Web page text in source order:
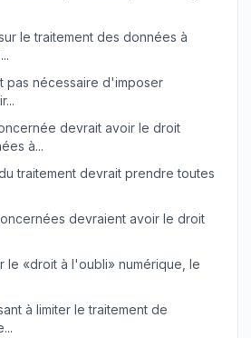
le traitement des données à
pas nécessaire d'imposer
devrait avoir le droit
à...
traitement devrait prendre toutes
devraient avoir le droit
le «droit à l'oubli» numérique, le
à limiter le traitement de